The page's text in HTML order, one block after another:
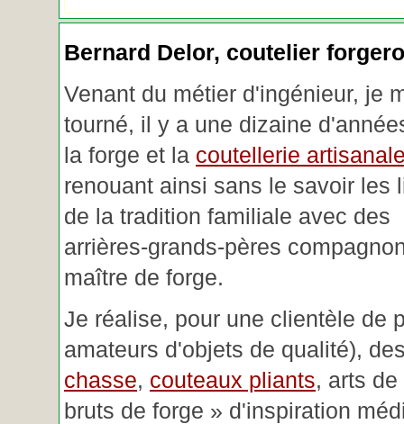
Bernard Delor, coutelier
Venant du métier d'ingénieur, je
tourné, il y a une dizaine
la forge et la coutellerie
renouant ainsi sans le savoir les
de la tradition familiale avec des
arrières-grands-pères
maître de forge.
Je réalise, pour une clientèle de
amateurs d'objets de qualité),
chasse, couteaux pliants, arts
bruts de forge » d'inspiration